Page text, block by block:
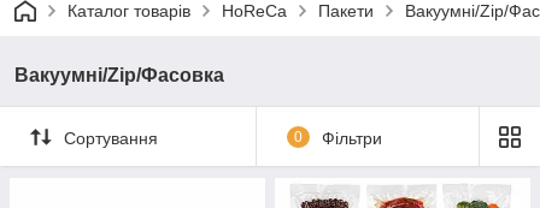
Каталог товарів HoReCa Пакети Вакуумні/Zip/
Вакуумні/Zip/Фасовка
Сортування 0 Фільтри